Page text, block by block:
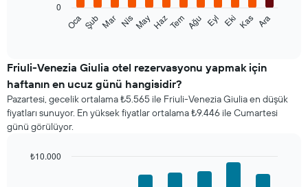
Aşağıdaki
için
ortalama
oda
fiyatını
gösterir
Tablo
gösteren
OcaŞubMar NisMayHazTemAğu Eyl Eki Kas Ara
0
Friuli-Venezia Giulia otel rezervasyonu yapmak için
haftanın en ucuz günü hangisidir?
Pazartesi, gecelik ortalama ₺5.565 ile Friuli-Venezia Giulia en düşük
fiyatları sunuyor. En yüksek fiyatlar ortalama ₺9.446 ile Cumartesi
günü görülüyor.
₺10.000